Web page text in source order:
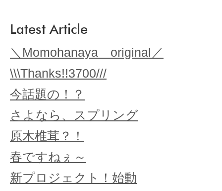
Latest Article
＼Momohanaya original／
\\\Thanks!!3700///
今話題の！？
さよなら、スプリング
原木椎茸？！
春ですねぇ～
新プロジェクト！始動